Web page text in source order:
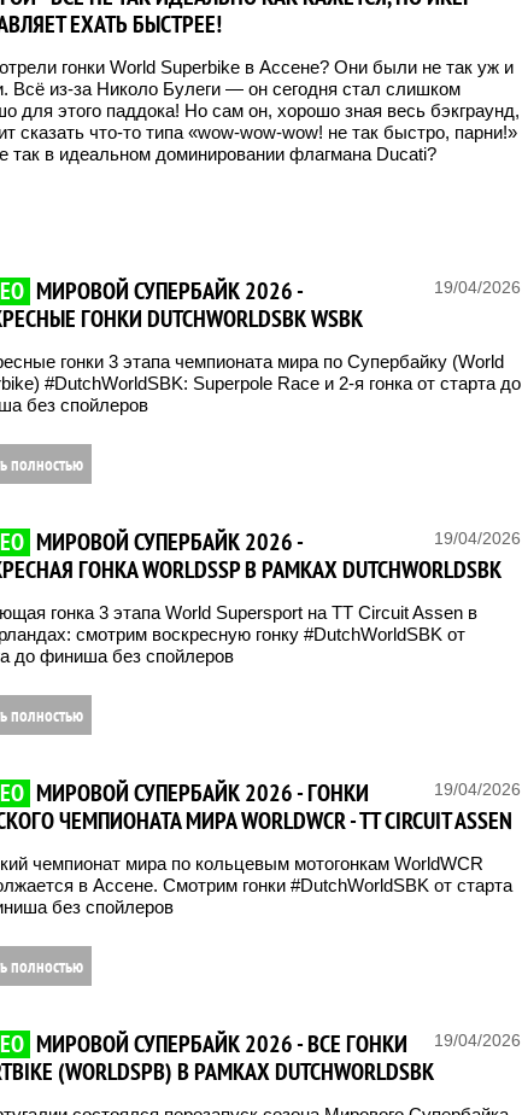
ЕХАТЬ БЫСТРЕЕ!
гонки World Superbike в Ассене? Они были не так уж и
Всё из-за Николо Булеги — он сегодня стал слишком
для этого паддока! Но сам он, хорошо зная весь бэкграунд,
сказать что-то типа «wow-wow-wow! не так быстро, парни!»
так в идеальном доминировании флагмана Ducati?
19/04/2026
МИРОВОЙ СУПЕРБАЙК 2026 -
ГОНКИ DUTCHWORLDSBK WSBK
гонки 3 этапа чемпионата мира по Супербайку (World
#DutchWorldSBK: Superpole Race и 2-я гонка от старта до
без спойлеров
полностью
19/04/2026
МИРОВОЙ СУПЕРБАЙК 2026 -
ГОНКА WORLDSSP В РАМКАХ DUTCHWORLDSBK
гонка 3 этапа World Supersport на TT Circuit Assen в
смотрим воскресную гонку #DutchWorldSBK от
до финиша без спойлеров
полностью
19/04/2026
МИРОВОЙ СУПЕРБАЙК 2026 - ГОНКИ
ЧЕМПИОНАТА МИРА WORLDWCR - TT CIRCUIT ASSEN
чемпионат мира по кольцевым мотогонкам WorldWCR
в Ассене. Смотрим гонки #DutchWorldSBK от старта
без спойлеров
полностью
19/04/2026
МИРОВОЙ СУПЕРБАЙК 2026 - ВСЕ ГОНКИ
(WORLDSPB) В РАМКАХ DUTCHWORLDSBK